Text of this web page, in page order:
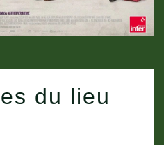
du lieu